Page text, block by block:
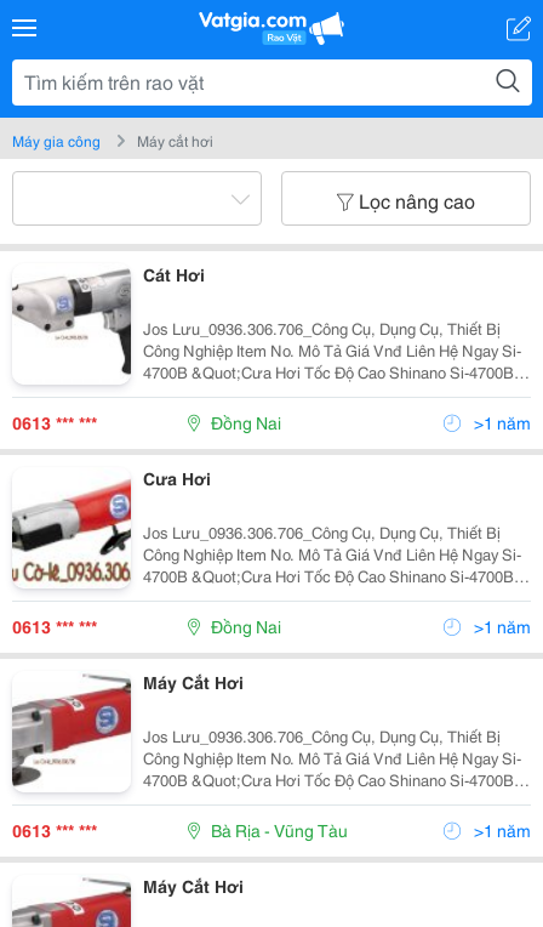
Máy gia công Máy cắt hơi
Lọc nâng cao
Cát Hơi
Jos Lưu_0936.306.706_Công Cụ, Dụng Cụ, Thiết Bị
Công Nghiệp Item No. Mô Tả Giá Vnđ Liên Hệ Ngay Si-
4700B &Quot;Cưa Hơi Tốc Độ Cao Shinano Si-4700B
Đầu Cắt Mm/(In.): 3/(1/8) Tốc Độ Không Tải Rpm:
10,000Vòng/Phút Trọng Lượng Kg: 0.
0613 *** *** Đồng Nai >1 năm
Cưa Hơi
Jos Lưu_0936.306.706_Công Cụ, Dụng Cụ, Thiết Bị
Công Nghiệp Item No. Mô Tả Giá Vnđ Liên Hệ Ngay Si-
4700B &Quot;Cưa Hơi Tốc Độ Cao Shinano Si-4700B
Đầu Cắt Mm/(In.): 3/(1/8) Tốc Độ Không Tải Rpm:
10,000Vòng/Phút Trọng Lượng Kg: 0.
0613 *** *** Đồng Nai >1 năm
Máy Cắt Hơi
Jos Lưu_0936.306.706_Công Cụ, Dụng Cụ, Thiết Bị
Công Nghiệp Item No. Mô Tả Giá Vnđ Liên Hệ Ngay Si-
4700B &Quot;Cưa Hơi Tốc Độ Cao Shinano Si-4700B
Đầu Cắt Mm/(In.): 3/(1/8) Tốc Độ Không Tải Rpm:
10,000Vòng/Phút Trọng Lượng Kg: 0.
0613 *** *** Bà Rịa - Vũng Tàu >1 năm
Máy Cắt Hơi